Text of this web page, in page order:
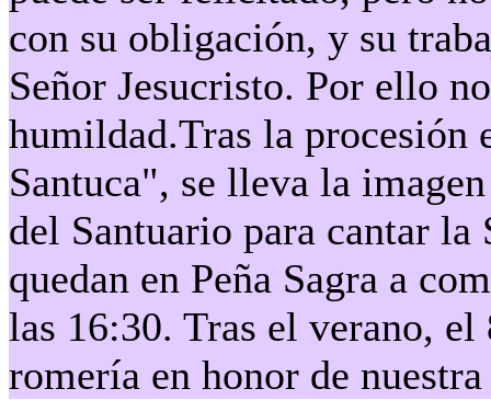
con su obligación, y su
Señor Jesucristo. Por ello
humildad.Tras la procesión
Santuca", se lleva la
del Santuario para cantar
quedan en Peña Sagra a
las 16:30. Tras el verano,
romería en honor de